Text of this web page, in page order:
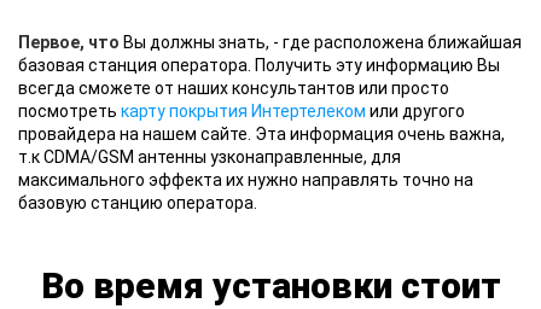
Первое, что Вы должны знать, - где расположена ближайшая
базовая станция оператора. Получить эту информацию Вы
всегда сможете от наших консультантов или просто
посмотреть карту покрытия Интертелеком или другого
провайдера на нашем сайте. Эта информация очень важна,
т.к CDMA/GSM антенны узконаправленные, для
максимального эффекта их нужно направлять точно на
базовую станцию оператора.
Во время установки стоит